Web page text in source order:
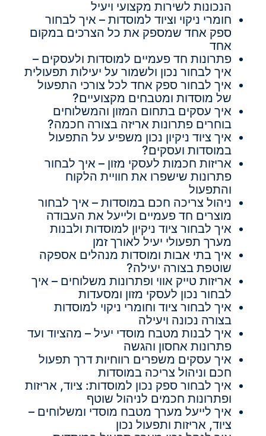
הנכונות לשירות מקצועי ויעיל
חומרי ניקוי וציוד למוסדות – איך לבחור
ספק אחד שמספק את כל הצרכים במקום
אחד
פתרונות חד פעמיים למוסדות ולעסקים –
איך לבחור נכון ולשמור על יעילות תפעולית
איך לבחור ספק אחד לכל צורכי התפעול
של מוסדות ומטבחים מקצועיים?
איך עסקים בתחום המזון והמשלוחים
בוחרים פתרונות אריזה בצורה חכמה?
איך ציוד ניקיון נכון משפיע על התפעול
במוסדות ועסקים?
אריזות חכמות לעסקי מזון – איך לבחור
פתרונות שישפרו את חוויית הלקוח
והתפעול
ניהול צריכה חכם במוסדות – איך לבחור
מוצרים חד פעמיים ולייעל את העבודה
איך לבחור ציוד ניקיון למוסדות ולבנות
מערך תפעולי יעיל לאורך זמן
איך בתי אבות ומוסדות מנהלים אספקה
שוטפת בצורה יעילה?
אריזות טייק אווי ופתרונות משלוחים – איך
לבחור נכון לעסקי מזון ומסעדות
איך לבחור ציוד וחומרי ניקוי למוסדות
בצורה נכונה ויעילה
איך לבנות מטבח מוסדי יעיל – מהציוד ועד
פתרונות אחסון והגשה
איך עסקים משפרים רווחיות דרך תפעול
חכם וניהול צריכה במוסדות
איך לבחור ספק נכון למוסדות: ציוד, אריזות
ופתרונות חכמים לניהול שוטף
איך לייעל מערך מטבח מוסדי ומשלוחים –
ציוד, אריזות ותפעול נכון